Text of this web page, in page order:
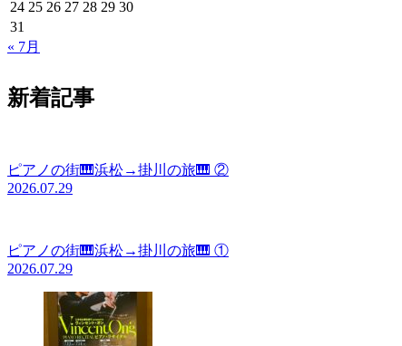
24 25 26 27 28 29 30
31
« 7月
新着記事
ピアノの街🎹浜松→掛川の旅🎹 ②
2026.07.29
ピアノの街🎹浜松→掛川の旅🎹 ①
2026.07.29